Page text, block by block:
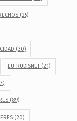
(25)
(30)
EU-RUDISNET(21)
(89)
(20)